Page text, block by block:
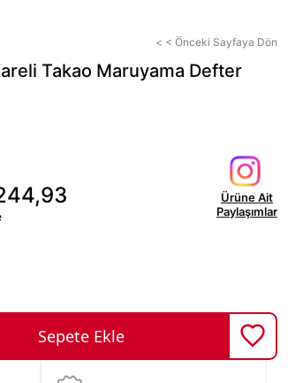
< < Önceki Sayfaya Dön
Takao Maruyama Defter
Ürüne Ait
Paylaşımlar